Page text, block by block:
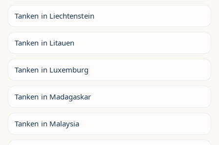
Tanken in Liechtenstein
Tanken in Litauen
Tanken in Luxemburg
Tanken in Madagaskar
Tanken in Malaysia